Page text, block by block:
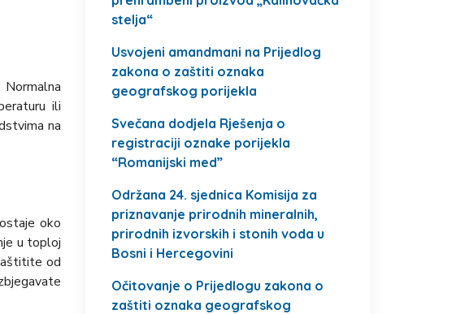
ili
na
oko
u toploj
od
stelja“
Usvojeni amandmani na Prijedlog
zakona o zaštiti oznaka
geografskog porijekla
Svečana dodjela Rješenja o
registraciji oznake porijekla
“Romanijski med”
Održana 24. sjednica Komisija za
priznavanje prirodnih mineralnih,
prirodnih izvorskih i stonih voda u
Bosni i Hercegovini
Očitovanje o Prijedlogu zakona o
zaštiti oznaka geografskog